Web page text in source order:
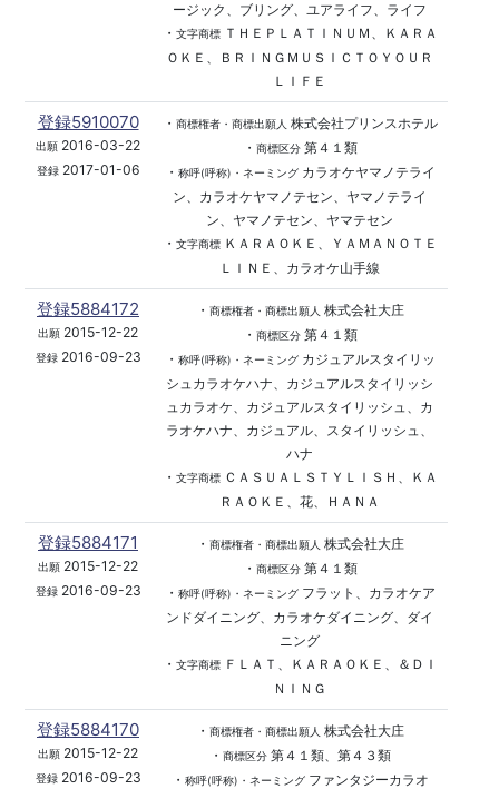
ージック、ブリング、ユアライフ、ライフ
・ 文字商標ＴＨＥＰＬＡＴＩＮＵＭ、ＫＡＲＡ
ＯＫＥ、ＢＲＩＮＧＭＵＳＩＣＴＯＹＯＵＲ
ＬＩＦＥ
登録5910070
出願 2016-03-22
登録2017-01-06
・ 商標権者・商標出願人 株式会社プリンスホテル
・ 商標区分第４１類
・ 称呼(呼称)・ネーミングカラオケヤマノテライ
ン、カラオケヤマノテセン、ヤマノテライ
ン、ヤマノテセン、ヤマテセン
・ 文字商標ＫＡＲＡＯＫＥ、ＹＡＭＡＮＯＴＥ
ＬＩＮＥ、カラオケ山手線
登録5884172
出願 2015-12-22
登録2016-09-23
・ 商標権者・商標出願人 株式会社大庄
・ 商標区分第４１類
・ 称呼(呼称)・ネーミングカジュアルスタイリッ
シュカラオケハナ、カジュアルスタイリッシ
ュカラオケ、カジュアルスタイリッシュ、カ
ラオケハナ、カジュアル、スタイリッシュ、
ハナ
・ 文字商標ＣＡＳＵＡＬＳＴＹＬＩＳＨ、ＫＡ
ＲＡＯＫＥ、花、ＨＡＮＡ
登録5884171
出願 2015-12-22
登録2016-09-23
・ 商標権者・商標出願人 株式会社大庄
・ 商標区分第４１類
・ 称呼(呼称)・ネーミングフラット、カラオケア
ンドダイニング、カラオケダイニング、ダイ
ニング
・ 文字商標ＦＬＡＴ、ＫＡＲＡＯＫＥ、＆ＤＩ
ＮＩＮＧ
登録5884170
出願 2015-12-22
登録2016-09-23
・ 商標権者・商標出願人 株式会社大庄
・ 商標区分第４１類、第４３類
・ 称呼(呼称)・ネーミングファンタジーカラオ